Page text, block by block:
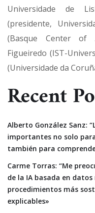
Universidade de
(presidente,
(Basque Center of
Figueiredo (IST-
(Universidade da
Recent
Alberto González Sanz:
importantes no solo
también para
Carme Torras: “Me
de la IA basada en
procedimientos más
explicables»